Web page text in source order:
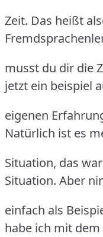
Zeit. Das heißt
musst du dir die
jetzt ein beispiel
eigenen
Natürlich ist es
Situation, das
Situation. Aber
einfach als
habe ich mit